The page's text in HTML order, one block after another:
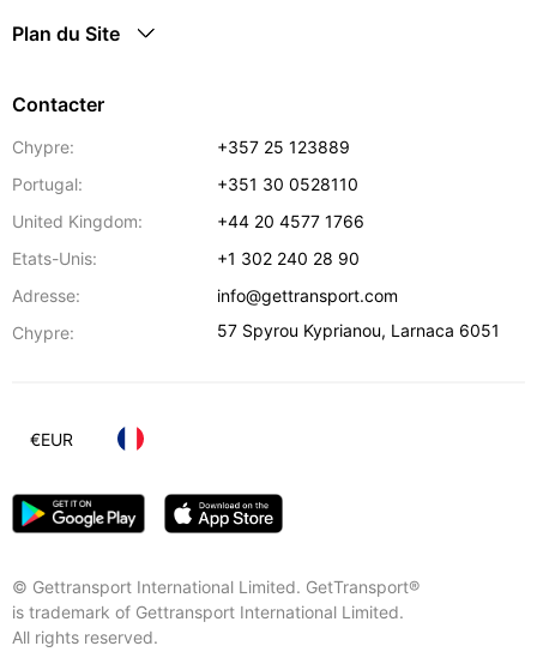
Plan du Site
Contacter
Chypre:
+357 25 123889
Portugal:
+351 30 0528110
United Kingdom:
+44 20 4577 1766
Etats-Unis:
+1 302 240 28 90
Adresse:
info@gettransport.com
Chypre:
57 Spyrou Kyprianou, Larnaca 6051
© Gettransport International Limited. GetTransport®
is trademark of Gettransport International Limited.
All rights reserved.
€EUR